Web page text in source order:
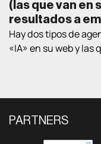
(las que van en
resultados a
Hay dos tipos de
«IA» en su web y
ejemplos […]
PARTNERS